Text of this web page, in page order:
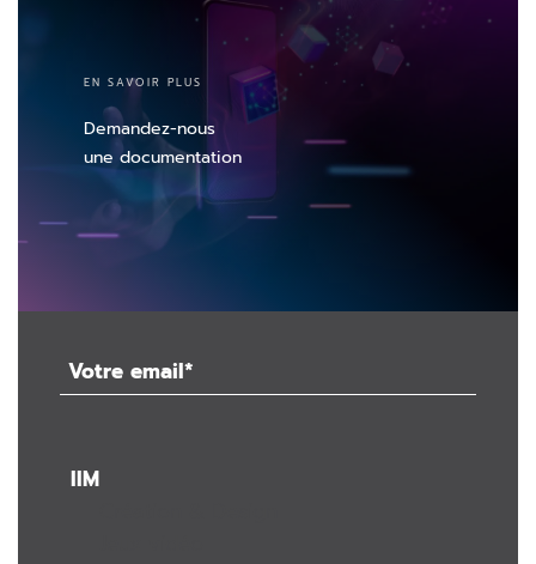
EN SAVOIR PLUS
Demandez-nous
une documentation